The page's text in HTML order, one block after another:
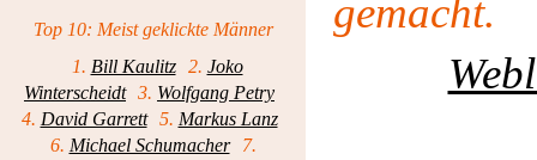
Top 10: Meist geklickte Männer
1. Bill Kaulitz 2. Joko
Winterscheidt 3. Wolfgang Petry
4. David Garrett 5. Markus Lanz
6. Michael Schumacher
7.
gemacht.